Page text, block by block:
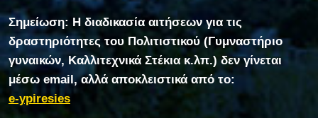
Σημείωση: Η διαδικασία αιτήσεων για τις
δραστηριότητες του Πολιτιστικού (Γυμναστήριο
γυναικών, Καλλιτεχνικά Στέκια κ.λπ.) δεν γίνεται
μέσω email, αλλά αποκλειστικά από το:
e-ypiresies